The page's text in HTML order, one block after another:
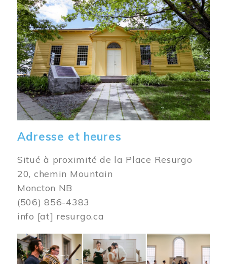
Adresse et heures
Situé à proximité de la Place Resurgo
20, chemin Mountain
Moncton NB
(506) 856-4383
info [at] resurgo.ca
Image